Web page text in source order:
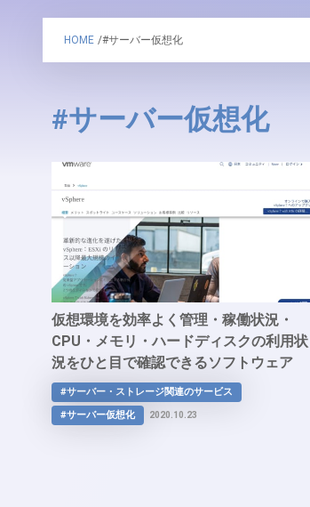
HOME /#サーバー仮想化
#サーバー仮想化
仮想環境を効率よく管理・稼働状況・
CPU・メモリ・ハードディスクの利用状
況をひと目で確認できるソフトウェア
「VMware vSphere」
#サーバー・ストレージ関連のサービス
#サーバー仮想化
2020.10.23